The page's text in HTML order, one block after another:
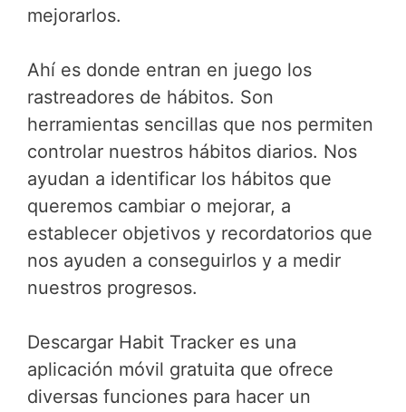
mejorarlos.
Ahí es donde entran en juego los
rastreadores de hábitos. Son
herramientas sencillas que nos permiten
controlar nuestros hábitos diarios. Nos
ayudan a identificar los hábitos que
queremos cambiar o mejorar, a
establecer objetivos y recordatorios que
nos ayuden a conseguirlos y a medir
nuestros progresos.
Descargar Habit Tracker es una
aplicación móvil gratuita que ofrece
diversas funciones para hacer un